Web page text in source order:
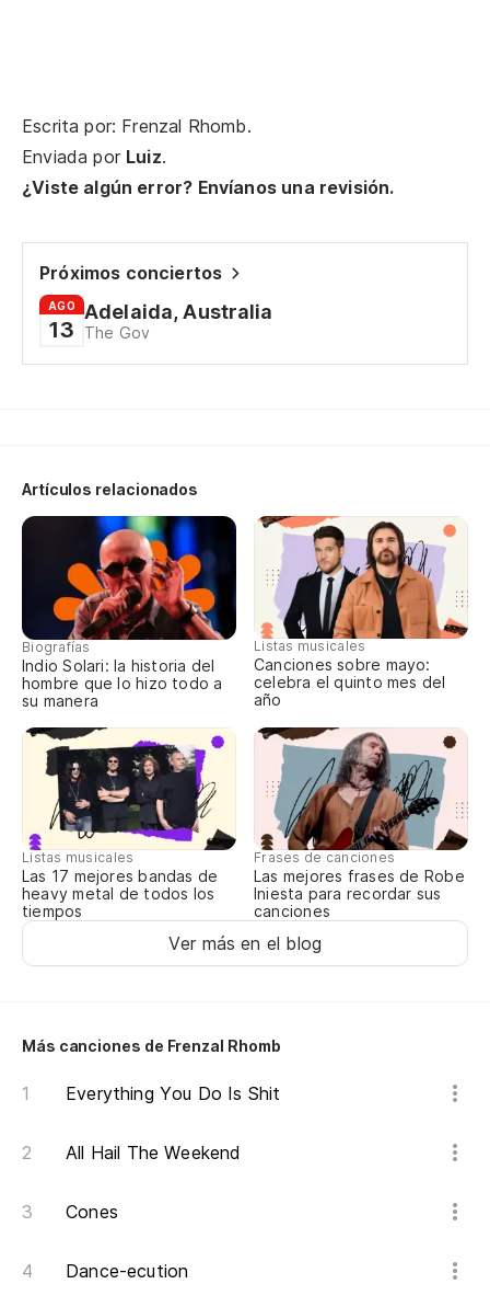
Escrita por: Frenzal Rhomb.
Enviada por Luiz.
¿Viste algún error? Envíanos una revisión.
Próximos conciertos
AGO
13
Adelaida, Australia
The Gov
Artículos relacionados
Biografías
Indio Solari: la historia del
hombre que lo hizo todo a
su manera
Listas musicales
Canciones sobre mayo:
celebra el quinto mes del
año
Listas musicales
Las 17 mejores bandas de
heavy metal de todos los
tiempos
Frases de canciones
Las mejores frases de Robe
Iniesta para recordar sus
canciones
Ver más en el blog
Más canciones de Frenzal Rhomb
Everything You Do Is Shit
All Hail The Weekend
Cones
Dance-ecution